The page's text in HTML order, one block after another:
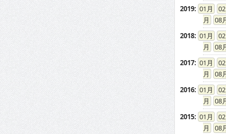
2019: 01 02
08
2018: 01 02
08
2017: 01 02
08
2016: 01 02
08
2015: 01 02
08